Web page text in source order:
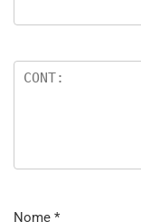
Nome *